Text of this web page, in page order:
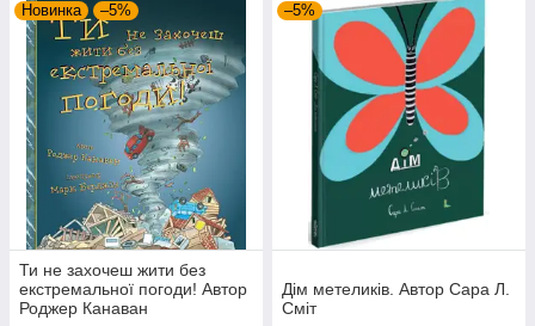
Новинка –5%
Ти не захочеш жити без
екстремальної погоди! Автор
Роджер Канаван
–5%
Дім метеликів. Автор Сара Л.
Сміт